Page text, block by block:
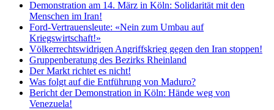
Demonstration am 14. März in Köln: Solidarität mit den
Menschen im Iran!
Ford-Vertrauensleute: «Nein zum Umbau auf
Kriegswirtschaft!»
Völkerrechtswidrigen Angriffskrieg gegen den Iran stoppen!
Gruppenberatung des Bezirks Rheinland
Der Markt richtet es nicht!
Was folgt auf die Entführung von Maduro?
Bericht der Demonstration in Köln: Hände weg von
Venezuela!